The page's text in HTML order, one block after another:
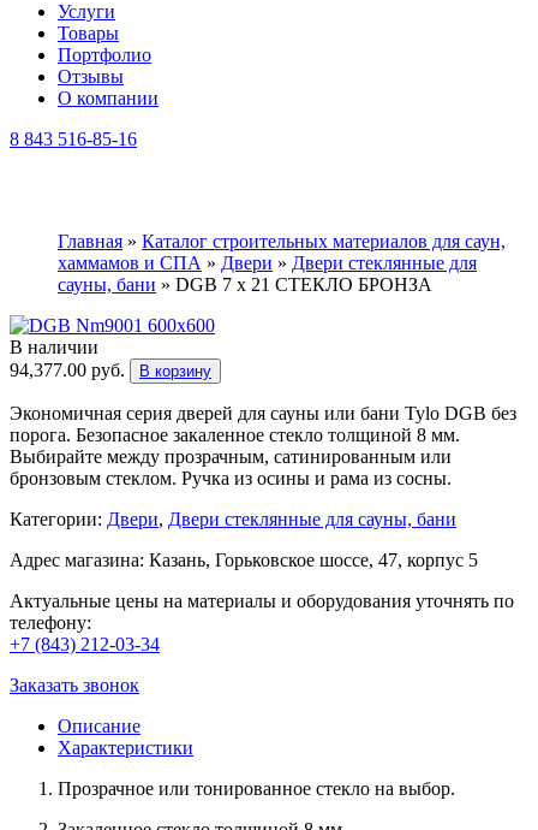
Услуги
Товары
Портфолио
Отзывы
О компании
8 843 516-85-16
Главная » Каталог строительных материалов для саун,
хаммамов и СПА » Двери » Двери стеклянные для
сауны, бани » DGB 7 x 21 СТЕКЛО БРОНЗА
В наличии
94,377.00 руб. В корзину
Экономичная серия дверей для сауны или бани Tylo DGB без
порога. Безопасное закаленное стекло толщиной 8 мм.
Выбирайте между прозрачным, сатинированным или
бронзовым стеклом. Ручка из осины и рама из сосны.
Категории: Двери, Двери стеклянные для сауны, бани
Адрес магазина: Казань, Горьковское шоссе, 47, корпус 5
Актуальные цены на материалы и оборудования уточнять по
телефону:
+7 (843) 212-03-34
Заказать звонок
Описание
Характеристики
Прозрачное или тонированное стекло на выбор.